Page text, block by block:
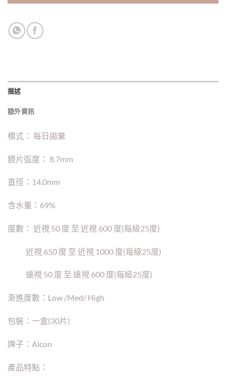
描述
額外資訊
模式： 每日拋棄
鏡片弧度： 8.7mm
直徑：14.0mm
含水量：69%
度數： 近視 50 度 至 近視 600 度(每級25度)
近視 650 度 至 近視 1000 度(每級25度)
遠視 50 度 至 遠視 600 度(每級25度)
漸進度數：Low /Med/ High
包裝：一盒(30片)
牌子：Alcon
產品特點：